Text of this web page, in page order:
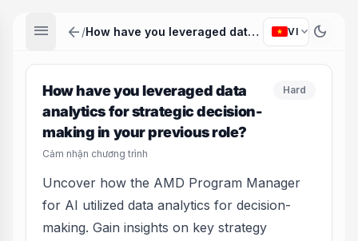
menu arrow_back / How have you leveraged data analytics for strategic decision-making in your previous role? VI expand_more dark_mode
How have you leveraged data
analytics for strategic decision-
making in your previous role?
Cảm nhận chương trình
Hard
Uncover how the AMD Program Manager
for AI utilized data analytics for decision-
making. Gain insights on key strategy